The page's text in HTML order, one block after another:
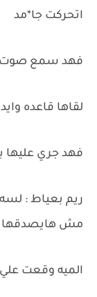
اتحركت جا*مد
فهد سمع صوت
لقاها قاعده
فهد جري عليها
ريم بعياط :
مش هايصدقها
الميه وقعت